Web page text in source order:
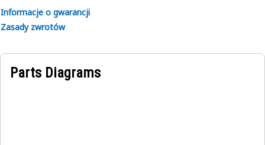
Informacje o gwarancji
Zasady zwrotów
Parts Diagrams